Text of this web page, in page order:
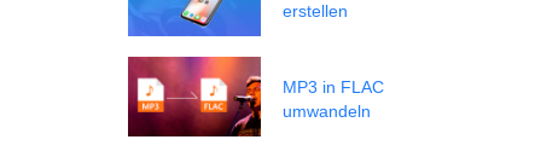
erstellen
MP3 in FLAC
umwandeln